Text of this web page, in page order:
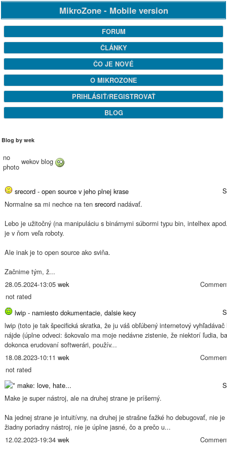
MikroZone - Mobile version
FORUM
ČLÁNKY
ČO JE NOVÉ
O MIKROZONE
PRIHLÁSIŤ/REGISTROVAŤ
BLOG
Blog by wek
no
photo
wekov blog
srecord - open source v jeho plnej krase
Normalne sa mi nechce na ten srecord nadávať.
Lebo je užitočný (na manipuláciu s binárnymi súbormi typu bin, intelhex
je v ňom veľa roboty.
Ale inak je to open source ako sviňa.
Začnime tým, ž...
28.05.2024-13:05 wek
not rated
lwip - namiesto dokumentacie, dalsie kecy
lwip (toto je tak špecifická skratka, že ju váš obľúbený internetový vyhľadávač
nájde (úplne odveci: šokovalo ma moje nedávne zistenie, že niektorí ľudia, ba
dokonca erudovaní softwerári, použív...
18.08.2023-10:11 wek
not rated
make: love, hate...
Make je super nástroj, ale na druhej strane je príšerný.
Na jednej strane je intuitívny, na druhej je strašne ťažké ho debugovať, nie
žiadny poriadny nástroj, nie je úplne jasné, čo a prečo u...
12.02.2023-19:34 wek